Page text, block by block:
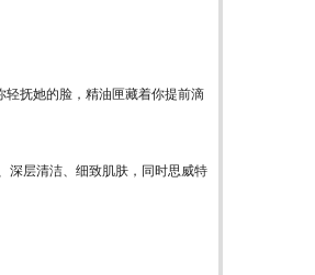
抚她的脸，精油匣藏着你提前滴
深层清洁、细致肌肤，同时思威特